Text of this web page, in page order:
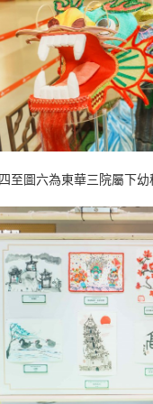
至圖六為東華三院屬下幼